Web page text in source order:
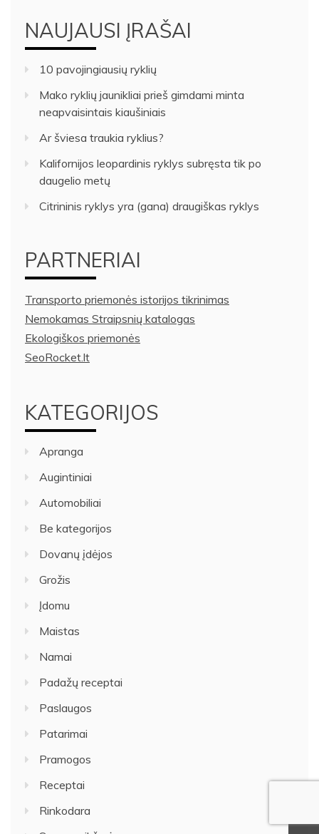
NAUJAUSI ĮRAŠAI
10 pavojingiausių ryklių
Mako ryklių jaunikliai prieš gimdami minta
neapvaisintais kiaušiniais
Ar šviesa traukia ryklius?
Kalifornijos leopardinis ryklys subręsta tik po
daugelio metų
Citrininis ryklys yra (gana) draugiškas ryklys
PARTNERIAI
Transporto priemonės istorijos tikrinimas
Nemokamas Straipsnių katalogas
Ekologiškos priemonės
SeoRocket.lt
KATEGORIJOS
Apranga
Augintiniai
Automobiliai
Be kategorijos
Dovanų įdėjos
Grožis
Įdomu
Maistas
Namai
Padažų receptai
Paslaugos
Patarimai
Pramogos
Receptai
Rinkodara